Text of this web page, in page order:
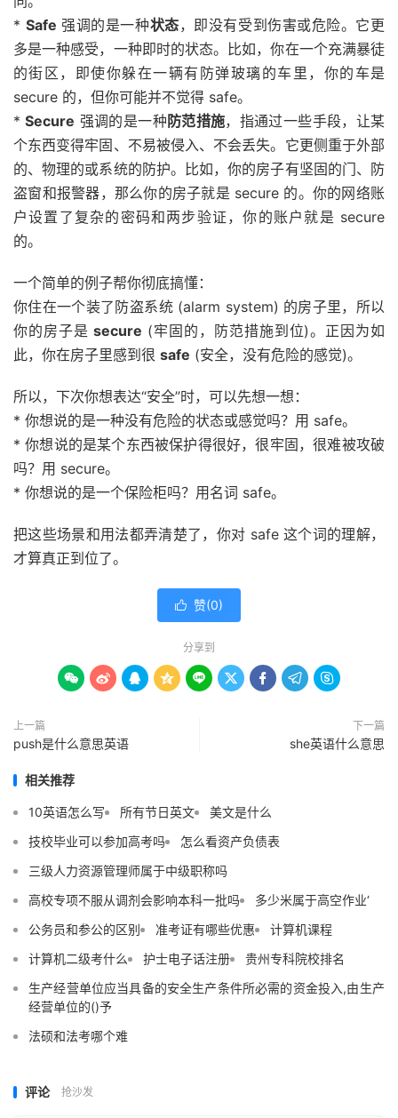
* Safe 强调的是一种状态，即没有受到伤害或危险。它更
多是一种感受，一种即时的状态。比如，你在一个充满暴徒
的街区，即使你躲在一辆有防弹玻璃的车里，你的车是
secure 的，但你可能并不觉得 safe。
*Secure 强调的是一种 防范措施，指通过一些手段，让某
个东西变得牢固、不易被侵入、不会丢失。它更侧重于外部
的、物理的或系统的防护。比如，你的房子有坚固的门、防
盗窗和报警器，那么你的房子就是 secure 的。你的网络账
户设置了复杂的密码和两步验证，你的账户就是 secure
的。
一个简单的例子帮你彻底搞懂：
你住在一个装了防盗系统 (alarm system) 的房子里，所以
你的房子是secure (牢固的，防范措施到位)。正因为如
此，你在房子里感到很 safe (安全，没有危险的感觉)。
所以，下次你想表达“安全”时，可以先想一想：
* 你想说的是一种没有危险的状态或感觉吗？用 safe。
* 你想说的是某个东西被保护得很好，很牢固，很难被攻破
吗？用 secure。
* 你想说的是一个保险柜吗？用名词 safe。
把这些场景和用法都弄清楚了，你对 safe 这个词的理解，
才算真正到位了。
 赞(0)
分享到
        
上一篇
push是什么意思英语
下一篇
she英语什么意思
相关推荐
10英语怎么写 所有节日英文
美文是什么
技校毕业可以参加高考吗
怎么看资产负债表
三级人力资源管理师属于中级职称吗
高校专项不服从调剂会影响本科一批吗
多少米属于高空作业‘
公务员和参公的区别
准考证有哪些优惠
计算机课程
计算机二级考什么
护士电子话注册
贵州专科院校排名
生产经营单位应当具备的安全生产条件所必需的资金投入,由生产
经营单位的()予
法硕和法考哪个难
评论 抢沙发